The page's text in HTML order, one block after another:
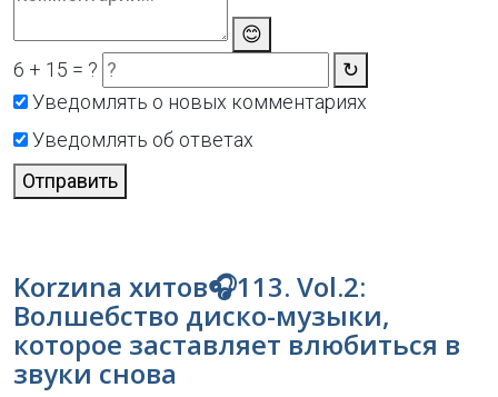
😊
6 + 15 = ?
↻
Уведомлять о новых комментариях
Уведомлять об ответах
Отправить
Korzиna хитов🎧113. Vol.2:
Волшебство диско-музыки,
которое заставляет влюбиться в
звуки снова